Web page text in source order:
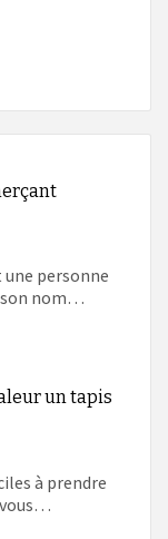
personne
son nom…
un tapis
à prendre